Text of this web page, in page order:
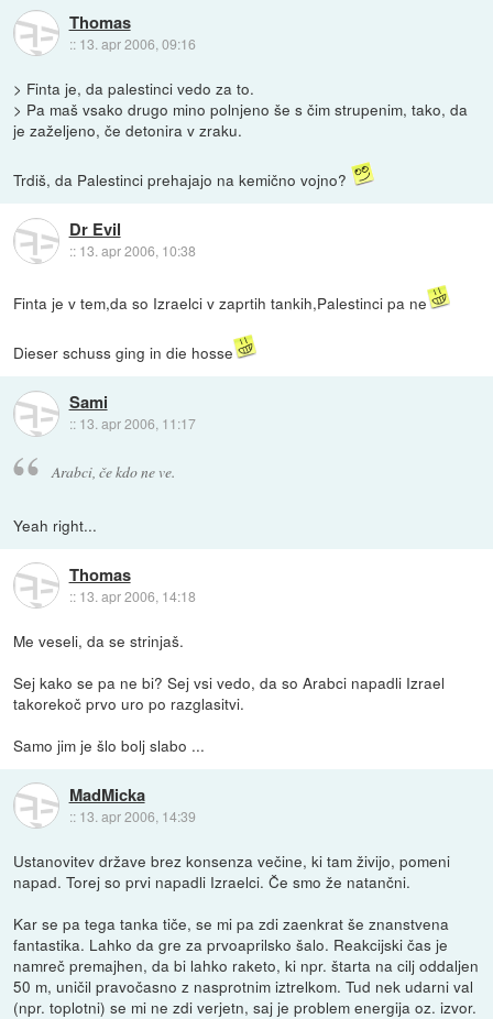
Thomas
:: 13. apr 2006, 09:16
> Finta je, da palestinci vedo za to.
> Pa maš vsako drugo mino polnjeno še s čim strupenim, tako, da
je zaželjeno, če detonira v zraku.
Trdiš, da Palestinci prehajajo na kemično vojno?
Dr Evil
:: 13. apr 2006, 10:38
Finta je v tem,da so Izraelci v zaprtih tankih,Palestinci pa ne
Dieser schuss ging in die hosse
Sami
:: 13. apr 2006, 11:17
Arabci, če kdo ne ve.
Yeah right...
Thomas
:: 13. apr 2006, 14:18
Me veseli, da se strinjaš.
Sej kako se pa ne bi? Sej vsi vedo, da so Arabci napadli Izrael
takorekoč prvo uro po razglasitvi.
Samo jim je šlo bolj slabo ...
MadMicka
:: 13. apr 2006, 14:39
Ustanovitev države brez konsenza večine, ki tam živijo, pomeni
napad. Torej so prvi napadli Izraelci. Če smo že natančni.
Kar se pa tega tanka tiče, se mi pa zdi zaenkrat še znanstvena
fantastika. Lahko da gre za prvoaprilsko šalo. Reakcijski čas je
namreč premajhen, da bi lahko raketo, ki npr. štarta na cilj oddaljen
50 m, uničil pravočasno z nasprotnim iztrelkom. Tud nek udarni val
(npr. toplotni) se mi ne zdi verjetn, saj je problem energija oz. izvor.